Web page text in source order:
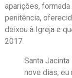
aparições,
penitência,
deixou à Igreja e
2017.
Santa
nove dias, eu